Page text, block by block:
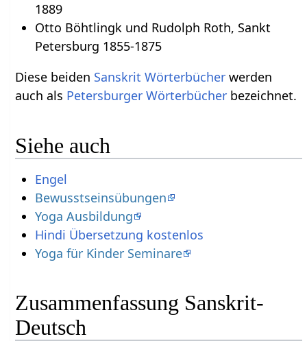
1889
Otto Böhtlingk und Rudolph Roth, Sankt
Petersburg 1855-1875
Diese beiden Sanskrit Wörterbücher werden
auch als Petersburger Wörterbücher bezeichnet.
Siehe auch
Engel
Bewusstseinsübungen
Yoga Ausbildung
Hindi Übersetzung kostenlos
Yoga für Kinder Seminare
Zusammenfassung Sanskrit-
Deutsch